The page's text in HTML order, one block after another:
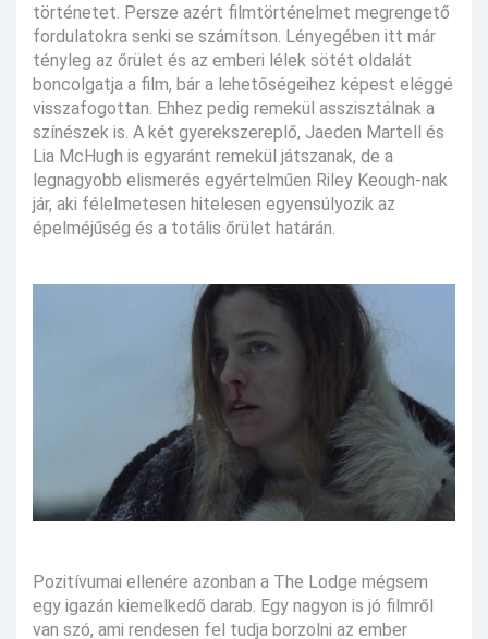
történetet. Persze azért filmtörténelmet megrengető
fordulatokra senki se számítson. Lényegében itt már
tényleg az őrület és az emberi lélek sötét oldalát
boncolgatja a film, bár a lehetőségeihez képest eléggé
visszafogottan. Ehhez pedig remekül asszisztálnak a
színészek is. A két gyerekszereplő, Jaeden Martell és
Lia McHugh is egyaránt remekül játszanak, de a
legnagyobb elismerés egyértelműen Riley Keough-nak
jár, aki félelmetesen hitelesen egyensúlyozik az
épelméjűség és a totális őrület határán.
Pozitívumai ellenére azonban a The Lodge mégsem
egy igazán kiemelkedő darab. Egy nagyon is jó filmről
van szó, ami rendesen fel tudja borzolni az ember